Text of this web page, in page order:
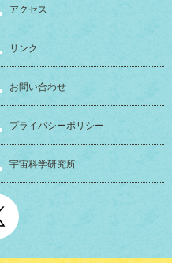
アクセス
リンク
お問い合わせ
プライバシーポリシー
宇宙科学研究所